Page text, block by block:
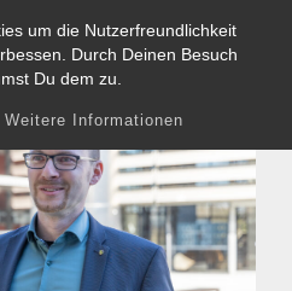
um die Nutzerfreundlichkeit
Durch Deinen Besuch
Du dem zu.
Weitere Informationen
Main